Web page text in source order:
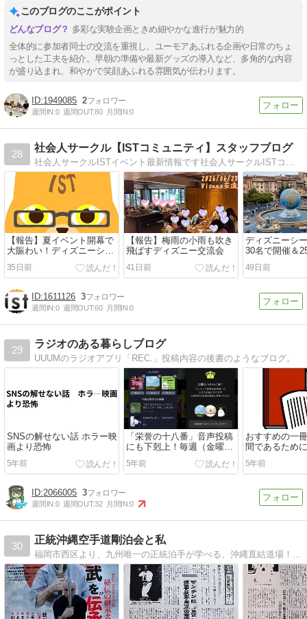
このブログのここがポイント
多彩な実験企画ときめ細やかな進行が魅力的
全体的に参加者同士の交流を重視し、ユーモアあふれる企画や日常のちょ
っとした工夫を紹介。早朝の準備や最新グッズの導入など、多角的な内容
が盛り込まれ、和やかで笑顔あふれる雰囲気が伝わります。
1949085 2
週間IN:0 週間OUT:80 月間IN:0
28
社会人サークル【ISTコミュニティ】スタッフブログ
社会人サークルISTイベント最新情報です社会人サークルISTコミュニティで開催中のイベント情報や風景・スタッフの日常など
【報告】夏イベント開幕で
大賑わい！ディズニーシー
恋活は男女29名！
35日前
【報告】梅雨の小雨も吹き
飛ばすディズニー交流会
41日前
ディズニーシ
30名で開催＆
しました！
49日前
1611126 3
週間IN:0 週間OUT:60 月間IN:0
29
ラジオのある暮らしブログ
UUUMのラジオアプリ「REC.」投稿内容の後書のようなブログ。
SNSの解せない話 ホラー映
画より恐怖
5年前
「栄誉の十八番」音声投稿
にも下剋上！毎週（金曜
日）UUUM REC.人気投票
5年前
おすすめの一
間であるため
公民権運動を
ち」の物語【
5年前
2066005 3
週間IN:0 週間OUT:32 月間IN:0
30
正統沖縄空手道剛泊会と私
福岡市西区より、九州唯一の正統泊手が学べる、沖縄直結道場！！！《泊手唯一の継承者である渡嘉敷唯賢が会長で、その支部です》また、魚釣りや畑の事も記します！